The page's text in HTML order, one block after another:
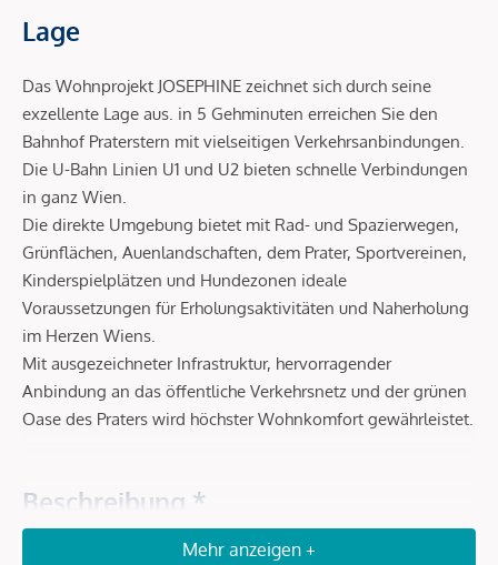
Lage
Das Wohnprojekt JOSEPHINE zeichnet sich durch seine
exzellente Lage aus. in 5 Gehminuten erreichen Sie den
Bahnhof Praterstern mit vielseitigen Verkehrsanbindungen.
Die U-Bahn Linien U1 und U2 bieten schnelle Verbindungen
in ganz Wien.
Die direkte Umgebung bietet mit Rad- und Spazierwegen,
Grünflächen, Auenlandschaften, dem Prater, Sportvereinen,
Kinderspielplätzen und Hundezonen ideale
Voraussetzungen für Erholungsaktivitäten und Naherholung
im Herzen Wiens.
Mit ausgezeichneter Infrastruktur, hervorragender
Anbindung an das öffentliche Verkehrsnetz und der grünen
Oase des Praters wird höchster Wohnkomfort gewährleistet.
Beschreibung *
JOSEPHINE verkörpert den vollen Lebensgenuss und
Mehr anzeigen +